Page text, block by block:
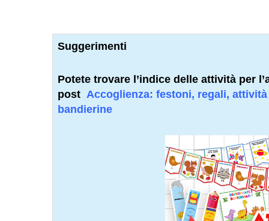
Suggerimenti
Potete trovare l’indice delle attività per
post Accoglienza: festoni, regali,
bandierine